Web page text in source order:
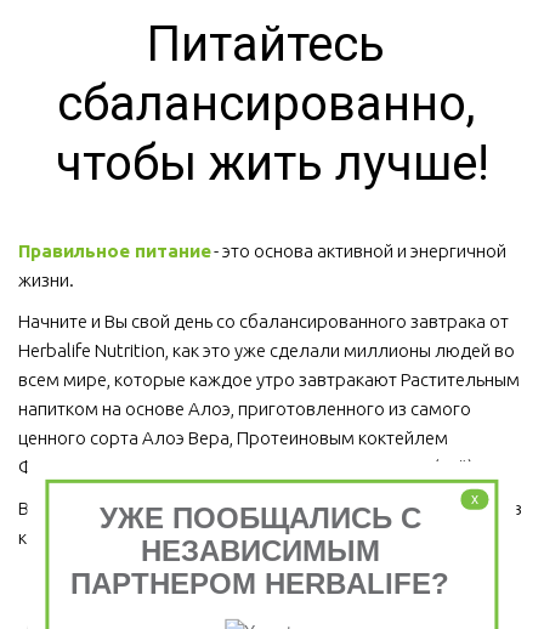
Питайтесь
сбалансированно,
чтобы жить лучше!
Правильное питание - это основа активной и энергичной
жизни.
Начните и Вы свой день со сбалансированного завтрака от
Herbalife Nutrition, как это уже сделали миллионы людей во
всем мире, которые каждое утро завтракают Растительным
напитком на основе Алоэ, приготовленного из самого
ценного сорта Алоэ Вера, Протеиновым коктейлем
Формула 1 и Травяным тонизирующим напитком (чай).
Ведь завтрак является важным приемом пищи, который ни в
коем случае пропускать нельзя!
Завтрак съешь сам, обед раздели с другом, ужин
x
УЖЕ ПООБЩАЛИСЬ С
НЕЗАВИСИМЫМ
ПАРТНЕРОМ HERBALIFE?